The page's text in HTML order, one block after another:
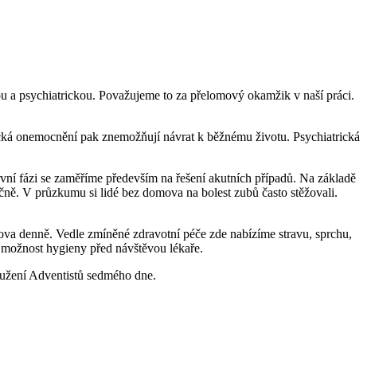
psychiatrickou. Považujeme to za přelomový okamžik v naší práci.
onemocnění pak znemožňují návrat k běžnému životu. Psychiatrická
fázi se zaměříme především na řešení akutních případů. Na základě
V průzkumu si lidé bez domova na bolest zubů často stěžovali.
denně. Vedle zmíněné zdravotní péče zde nabízíme stravu, sprchu,
hygieny před návštěvou lékaře.
Adventistů sedmého dne.